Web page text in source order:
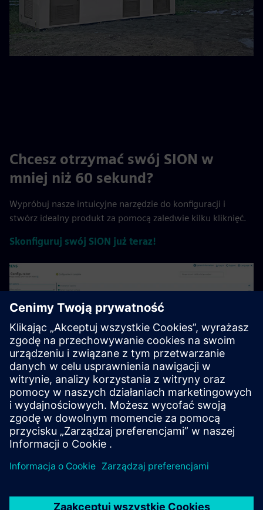
Chcesz otrzymać swój SION w
mniej niż 60 sekund?
Wypróbuj nasze intuicyjne narzędzie do konfiguracji i
stwórz idealny produkt za pomocą zaledwie kilku kliknięć.
Skonfiguruj swój SION już teraz!